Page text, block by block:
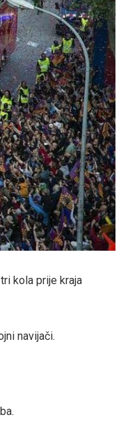
kola prije kraja
navijači.